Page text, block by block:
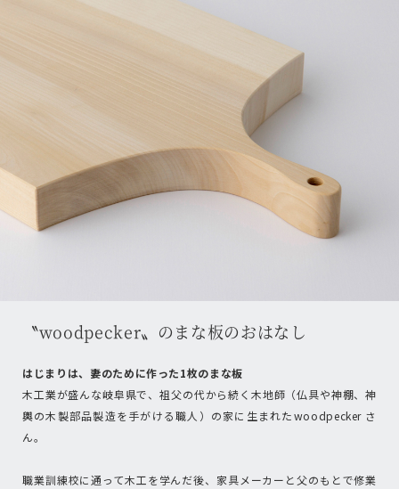
〝woodpecker〟のまな板のおはなし
はじまりは、妻のために作った1枚のまな板
木工業が盛んな岐阜県で、祖父の代から続く木地師（仏具や神棚、神
輿の木製部品製造を手がける職人）の家に生まれたwoodpecker さ
ん。
職業訓練校に通って木工を学んだ後、家具メーカーと父のもとで修業